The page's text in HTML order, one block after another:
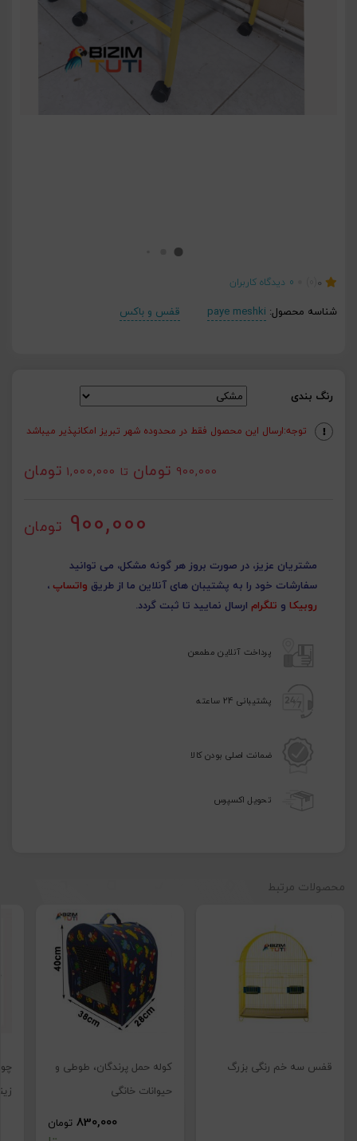
0
0 دیدگاه کاربران
شناسه محصول: paye meshki قفس و باکس
رنگ بندی
توجه:ارسال این محصول فقط در محدوده شهر تبریز امکانپذیر میباشد
900,000 تومان تا 1,000,000 تومان
900,000 تومان
مشتریان عزیز، در صورت بروز هر گونه مشکل، می توانید
سفارشات خود را به پشتیبان های آنلاین ما از طریق واتساپ ،
روبیکا و تلگرام ارسال نمایید تا ثبت گردد.
پرداخت آنلاین مطمعن
پشتیبانی 24 ساعته
ضمانت اصلی بودن کالا
تحویل اکسپرس
محصولات مرتبط
قفس سه خم رنگی بزرگ
کوله حمل پرندگان، طوطی و
حیوانات خانگی
830,000 تومان
فلزی دوکاره